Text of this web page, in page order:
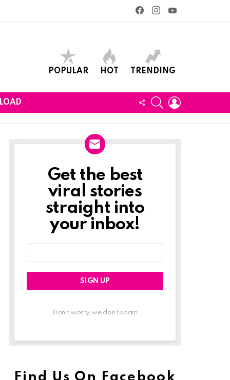
facebookinstagram
POPULAR HOT TRENDING
FOLLOWSEARCH
Newslett
Get the best
viral stories
straight into
your inbox!
Don't worry, we don't spam
Find Us On Facebook